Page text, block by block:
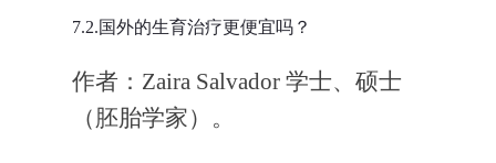
7.2.国外的生育治疗更便宜吗？
作者：Zaira Salvador 学士、硕士
（胚胎学家）。